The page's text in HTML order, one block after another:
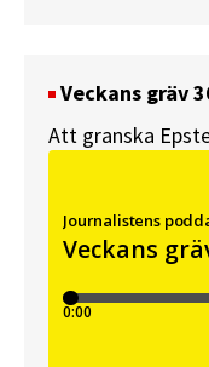
Veckans gräv
Att granska